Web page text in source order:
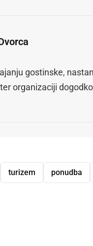
gostinske,
organizaciji
turizem ponudba